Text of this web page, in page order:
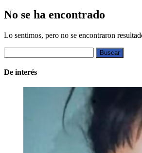
No se ha encontrado
Lo sentimos, pero no se encontraron
De interés